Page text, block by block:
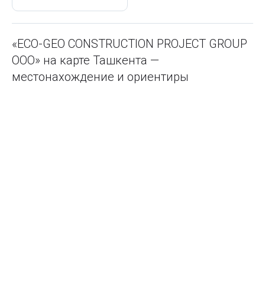
«ECO-GEO CONSTRUCTION PROJECT GROUP
ООО» на карте Ташкента —
местонахождение и ориентиры